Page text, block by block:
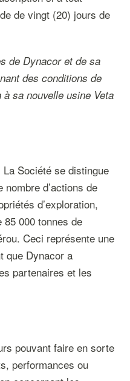
de vingt (20) jours de
de Dynacor et de sa
des conditions de
sa nouvelle usine Veta
Société se distingue
d’actions de
d’exploration,
85 000 tonnes de
Ceci représente une
que Dynacor a
partenaires et les
pouvant faire en sorte
performances ou